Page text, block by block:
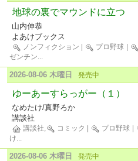
地球の裏でマウンドに立つ
山内伸恭
よあけブックス
ノンフィクション プロ野球
ゼンチン...
2026-08-06 木曜日 発売中
ゆーあーすらっがー（１）
なめたけ/真野ろか
講談社
講談社, コミック プロ野球
け...
2026-08-06 木曜日 発売中